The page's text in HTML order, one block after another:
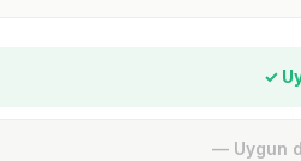
✓
— Uygun